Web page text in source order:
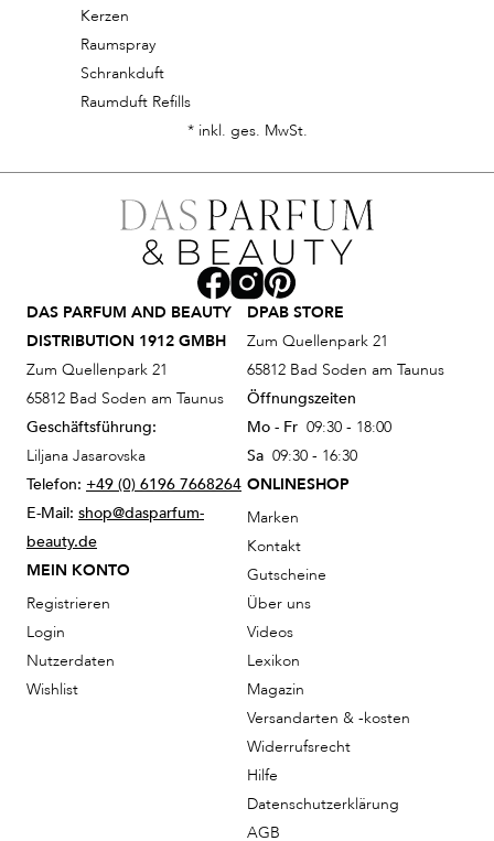
Kerzen
Raumspray
Schrankduft
Raumduft Refills
* inkl. ges. MwSt.
DAS PARFUM AND BEAUTY
DISTRIBUTION 1912 GMBH
Zum Quellenpark 21
65812 Bad Soden am Taunus
Geschäftsführung:
Liljana Jasarovska
Telefon: +49 (0) 6196 7668264
E-Mail: shop@dasparfum-
beauty.de
MEIN KONTO
Registrieren
Login
Nutzerdaten
Wishlist
DPAB STORE
Zum Quellenpark 21
65812 Bad Soden am Taunus
Öffnungszeiten
Mo - Fr 09:30 - 18:00
Sa 09:30 - 16:30
ONLINESHOP
Marken
Kontakt
Gutscheine
Über uns
Videos
Lexikon
Magazin
Versandarten & -kosten
Widerrufsrecht
Hilfe
Datenschutzerklärung
AGB